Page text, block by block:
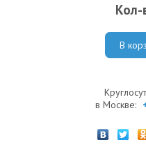
Кол-
В
в Москве: